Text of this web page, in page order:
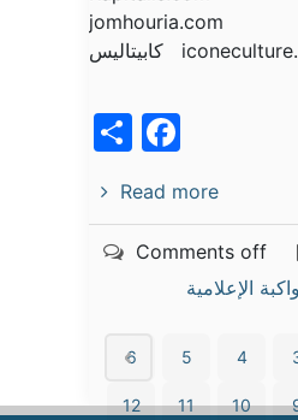
jomhouria.com
iconeculture.net 21-05-2021 كابيتاليس
Read more
Comments off
الإعلامية
4
5
6
10
11
12